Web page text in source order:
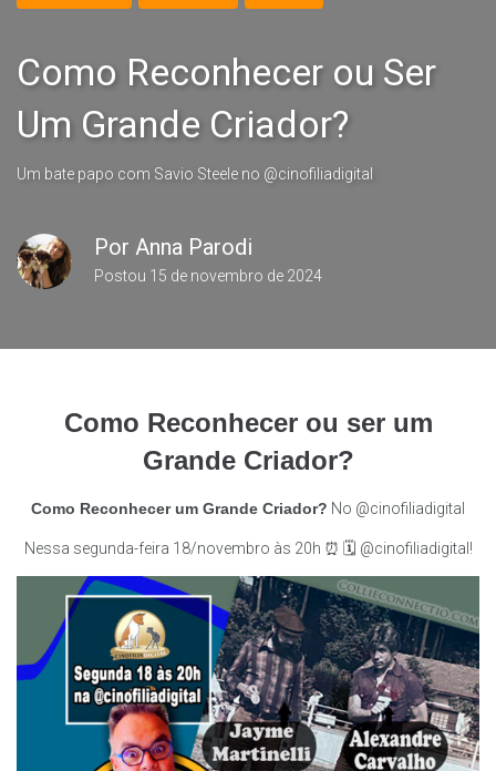
Como Reconhecer ou Ser
Um Grande Criador?
Um bate papo com Savio Steele no @cinofiliadigital
Por Anna Parodi
Postou 15 de novembro de 2024
Como Reconhecer ou ser um
Grande Criador?
Como Reconhecer um Grande Criador? No @cinofiliadigital
Nessa segunda-feira 18/novembro às 20h ⏰ 🗓️ @cinofiliadigital!